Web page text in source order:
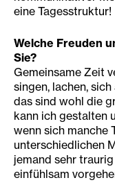
eine Tagesstruktur!
Welche Freuden
Sie?
Gemeinsame Zeit
singen, lachen,
das sind wohl die
kann ich gestalten
wenn sich manche
unterschiedlichen
jemand sehr
einfühlsam